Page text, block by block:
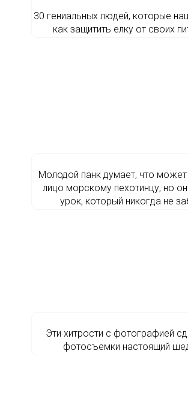
30 гениальных людей, которые
как защитить елку от своих
Молодой панк думает, что
лицо морскому пехотинцу, но
урок, который никогда не
Эти хитрости с фотографией
фотосъемки настоящий